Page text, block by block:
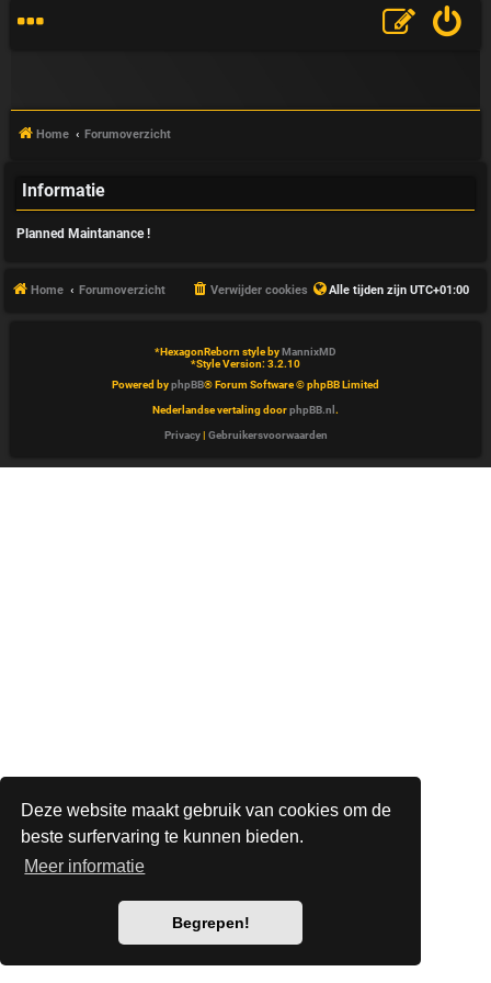
Deze website maakt gebruik van cookies om de
beste surfervaring te kunnen bieden.
Meer informatie
Begrepen!
V
A
Home Forumoverzicht
Informatie
Planned Maintanance !
Home Forumoverzicht Alle tijden zijn UTC+01:00
Verwijder cookies
*HexagonReborn style byMannixMD
*Style Version: 3.2.10
Powered byphpBB® Forum Software © phpBB Limited
Nederlandse vertaling doorphpBB.nl .
Privacy| Gebruikersvoorwaarden